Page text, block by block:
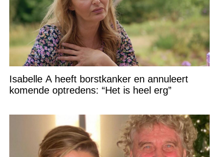
Isabelle A heeft borstkanker en annuleert
komende optredens: “Het is heel erg”